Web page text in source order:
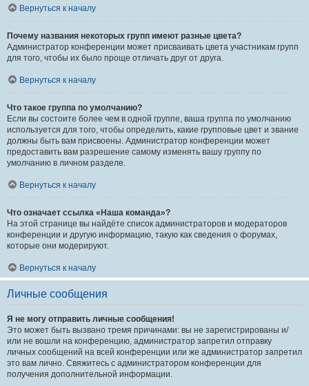
Вернуться к началу
Почему названия некоторых групп имеют разные цвета?
Администратор конференции может присваивать цвета участникам групп
для того, чтобы их было проще отличать друг от друга.
Вернуться к началу
Что такое группа по умолчанию?
Если вы состоите более чем в одной группе, ваша группа по умолчанию
используется для того, чтобы определить, какие групповые цвет и звание
должны быть вам присвоены. Администратор конференции может
предоставить вам разрешение самому изменять вашу группу по
умолчанию в личном разделе.
Вернуться к началу
Что означает ссылка «Наша команда»?
На этой странице вы найдёте список администраторов и модераторов
конференции и другую информацию, такую как сведения о форумах,
которые они модерируют.
Вернуться к началу
Личные сообщения
Я не могу отправить личные сообщения!
Это может быть вызвано тремя причинами: вы не зарегистрированы и/
или не вошли на конференцию, администратор запретил отправку
личных сообщений на всей конференции или же администратор запретил
это вам лично. Свяжитесь с администратором конференции для
получения дополнительной информации.